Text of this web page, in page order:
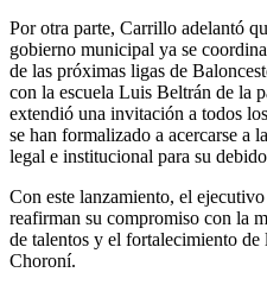
Por otra parte, Carrillo adelantó
gobierno municipal ya se
de las próximas ligas de
con la escuela Luis Beltrán de la
extendió una invitación a todos
se han formalizado a acercarse a
legal e institucional para su
Con este lanzamiento, el
reafirman su compromiso con la
de talentos y el fortalecimiento de
Choroní.